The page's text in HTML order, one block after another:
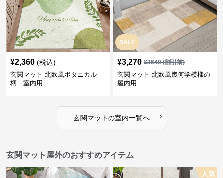
¥2,360 (税込)
玄関マット 北欧風ボタニカル
柄 室内用
SALE
¥3,270 ¥3640(割引前)
玄関マット 北欧風幾何学模様の
屋内用
玄関マットの室内一覧へ ›
玄関マット屋外のおすすめアイテム
人気